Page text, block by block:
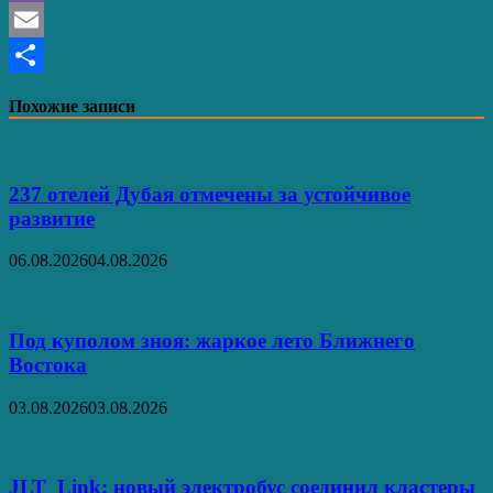
Viber
Email
Похожие записи
237 отелей Дубая отмечены за устойчивое
развитие
06.08.202604.08.2026
Под куполом зноя: жаркое лето Ближнего
Востока
03.08.202603.08.2026
JLT Link: новый электробус соединил кластеры